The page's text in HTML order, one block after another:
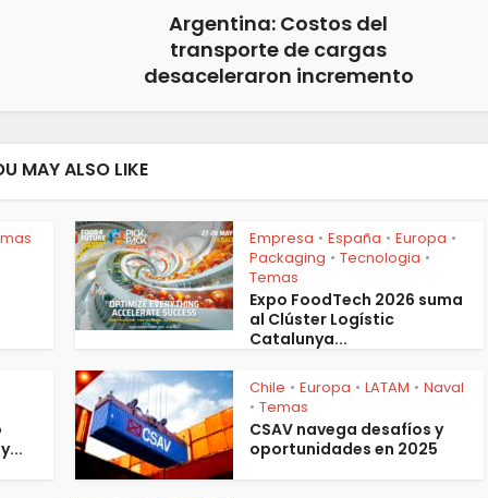
Argentina: Costos del
transporte de cargas
desaceleraron incremento
MAY ALSO LIKE
Empresa • España • Europa •
Packaging • Tecnologia •
Temas
Expo FoodTech 2026 suma
al Clúster Logístic
Catalunya...
Chile • Europa • LATAM • Naval
• Temas
CSAV navega desafíos y
oportunidades en 2025